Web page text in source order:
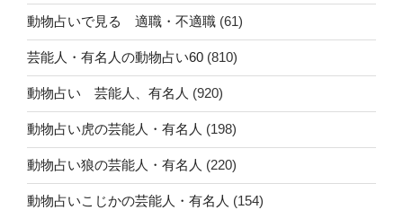
動物占いで見る 適職・不適職 (61)
芸能人・有名人の動物占い60 (810)
動物占い 芸能人、有名人 (920)
動物占い虎の芸能人・有名人 (198)
動物占い狼の芸能人・有名人 (220)
動物占いこじかの芸能人・有名人 (154)